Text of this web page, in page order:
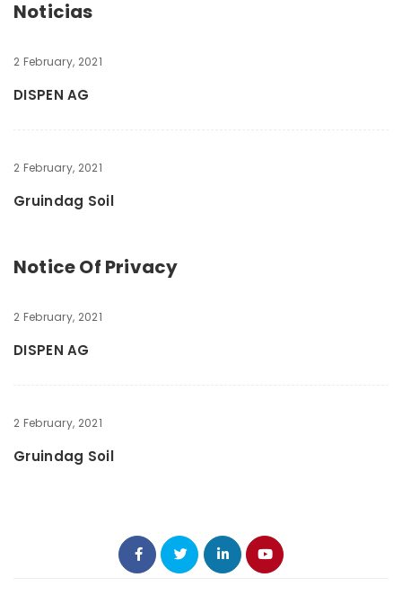
Noticias
2 February, 2021
DISPEN AG
2 February, 2021
Gruindag Soil
Notice Of Privacy
2 February, 2021
DISPEN AG
2 February, 2021
Gruindag Soil